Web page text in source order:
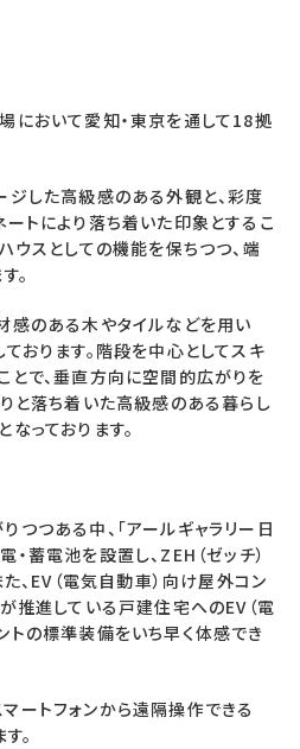
において愛知・東京を通して18拠
ジした高級感のある外観と、彩度
トにより落ち着いた印象とするこ
ウスとしての機能を保ちつつ、端
。
感のある木やタイルなどを用い
おります。階段を中心としてスキ
とで、垂直方向に空間的広がりを
と落ち着いた高級感のある暮らし
っております。
つある中、「アールギャラリー日
蓄電池を設置し、ZEH（ゼッチ）
、EV（電気自動車）向け屋外コン
推進している戸建住宅へのEV（電
トの標準装備をいち早く体感でき
ートフォンから遠隔操作できる
。